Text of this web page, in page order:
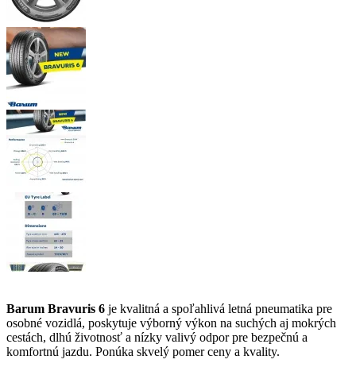
Barum Bravuris 6 je kvalitná a spoľahlivá letná pneumatika pre
osobné vozidlá, poskytuje výborný výkon na suchých aj mokrých
cestách, dlhú životnosť a nízky valivý odpor pre bezpečnú a
komfortnú jazdu. Ponúka skvelý pomer ceny a kvality.